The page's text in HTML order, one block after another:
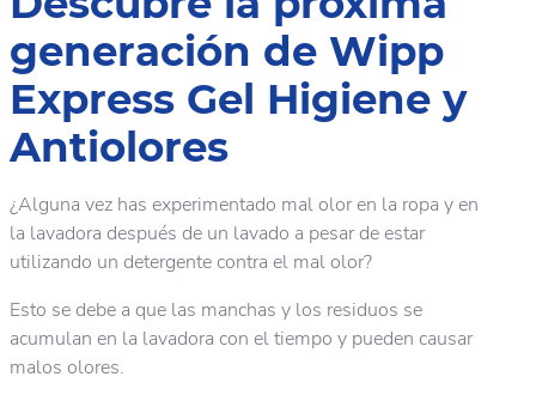
generación de Wipp
Express Gel Higiene y
Antiolores
¿Alguna vez has experimentado mal olor en la ropa y en
la lavadora después de un lavado a pesar de estar
utilizando un detergente contra el mal olor?
Esto se debe a que las manchas y los residuos se
acumulan en la lavadora con el tiempo y pueden causar
malos olores.